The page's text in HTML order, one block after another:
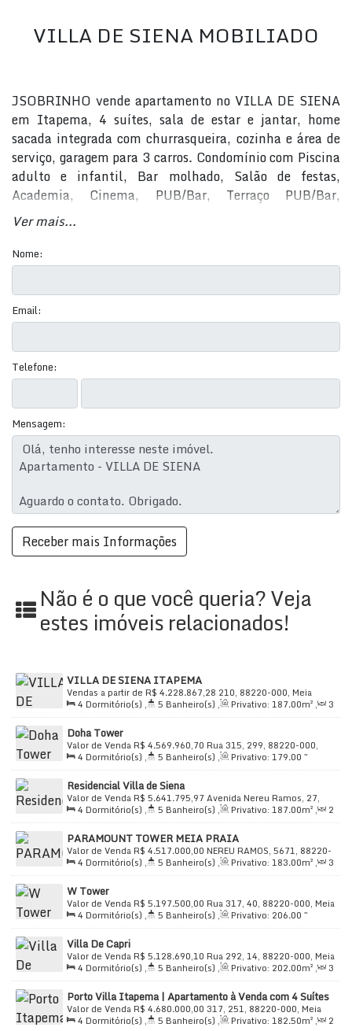
VILLA DE SIENA MOBILIADO
JSOBRINHO vende apartamento no VILLA DE SIENA
em Itapema, 4 suítes, sala de estar e jantar, home
sacada integrada com churrasqueira, cozinha e área de
serviço, garagem para 3 carros. Condomínio com Piscina
adulto e infantil, Bar molhado, Salão de festas,
Academia, Cinema, PUB/Bar, Terraço PUB/Bar,
Playground,
99711-3000 - WhatsApp
**FOTOS MERAMENTE ILUSTRATIVAS.
Ver mais...
Nome:
Email:
Telefone:
Mensagem:
Não é o que você queria? Veja
estes imóveis relacionados!
VILLA DE SIENA ITAPEMA
R$ 4.228.867,28
Vendas a partir de
210, 88220-000, Meia
Praia, Itapema, Santa Catarina, Brasil
4 Dormitório(s) , 5 Banheiro(s) , Privativo: 187.00m² ,
3
Sala(s) , 4Suíte(s) , Total:295.00m² , 3Vaga(s) ,
Útil:
187.00m²
Doha Tower
R$ 4.569.960,70
Valor de Venda
Rua 315, 299, 88220-000,
Meia Praia, Itapema, Santa Catarina, Brasil
4 Dormitório(s) , 5 Banheiro(s) , Privativo: 179.00 ~
364.00m², 2 Sala(s) , 4Suíte(s) , Total:179.00m² ,
3
Vaga(s), Útil:179.00m²
Residencial Villa de Siena
R$ 5.641.795,97
Valor de Venda
Avenida Nereu Ramos, 27,
88220-000, Meia Praia, Itapema, Santa Catarina, Brasil
4 Dormitório(s) , 5 Banheiro(s) , Privativo: 187.00m² ,
2
Sala(s) , 4Suíte(s) , Total:187.00m² , 3Vaga(s) ,
Útil:
187.00m²
PARAMOUNT TOWER MEIA PRAIA
R$ 4.517.000,00
Valor de Venda
NEREU RAMOS, 5671, 88220-
000, Meia Praia, Itapema, Santa Catarina, Brasil
4 Dormitório(s) , 5 Banheiro(s) , Privativo: 183.00m² ,
3
Sala(s) , 4Suíte(s) , Total:269.50m² , 3Vaga(s) ,
Útil:
183.00m²
W Tower
R$ 5.197.500,00
Valor de Venda
Rua 317, 40, 88220-000, Meia
Praia, Itapema, Santa Catarina, Brasil
4 Dormitório(s) , 5 Banheiro(s) , Privativo: 206.00 ~
212.25m², 2 Sala(s) , 4Suíte(s) , Total:212.25m² ,
3
Vaga(s), Útil:
Villa De Capri
R$ 5.128.690,10
Valor de Venda
Rua 292, 14, 88220-000, Meia
Praia, Itapema, Santa Catarina, Brasil
4 Dormitório(s) , 5 Banheiro(s) , Privativo: 202.00m² ,
3
Sala(s) , 4Suíte(s) , Total:202.00m² , 3Vaga(s) ,
Útil:
202.00m²
Porto Villa Itapema | Apartamento à Venda com 4 Suítes
em Meia Praia R$ 4.680.000,00
Valor de Venda
317, 251, 88220-000, Meia
Praia, Itapema, Santa Catarina, Brasil
4 Dormitório(s) , 5 Banheiro(s) , Privativo: 182.50m² ,
2